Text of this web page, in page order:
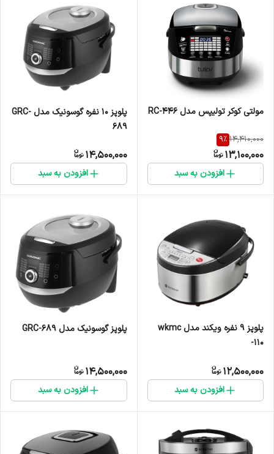
مولتی کوکر تولیپس مدل RC-446
14,410,000
9%
13,100,000
افزودن به سبد
پلوپز 10 نفره گوسونیک مدل GRC-
689
14,500,000
افزودن به سبد
پلوپز 9 نفره ویکند مدل wkmc
-110
12,500,000
افزودن به سبد
پلوپز گوسونیک مدل GRC-689
14,500,000
افزودن به سبد